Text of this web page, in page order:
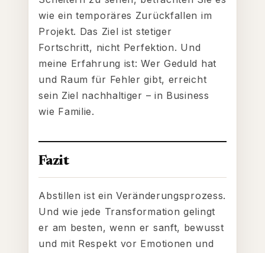
wie ein temporäres Zurückfallen im
Projekt. Das Ziel ist stetiger
Fortschritt, nicht Perfektion. Und
meine Erfahrung ist: Wer Geduld hat
und Raum für Fehler gibt, erreicht
sein Ziel nachhaltiger – in Business
wie Familie.
Fazit
Abstillen ist ein Veränderungsprozess.
Und wie jede Transformation gelingt
er am besten, wenn er sanft, bewusst
und mit Respekt vor Emotionen und